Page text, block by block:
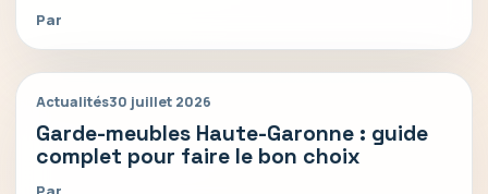
Par
Actualités30 juillet 2026
Garde-meubles Haute-Garonne : guide
complet pour faire le bon choix